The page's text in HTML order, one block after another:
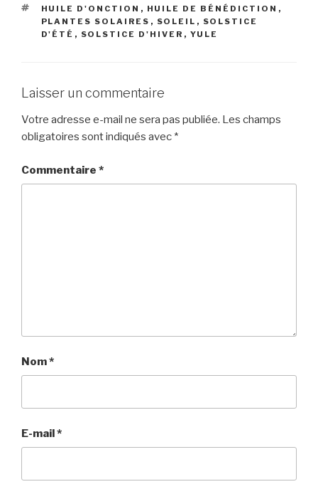
ÉTIQUETTES
HUILE D'ONCTION , HUILE DE BÉNÉDICTION ,
PLANTES SOLAIRES , SOLEIL , SOLSTICE
D'ÉTÉ , SOLSTICE D'HIVER , YULE
Laisser un commentaire
Votre adresse e-mail ne sera pas publiée. Les champs
obligatoires sont indiqués avec *
Commentaire *
Nom*
E-mail*